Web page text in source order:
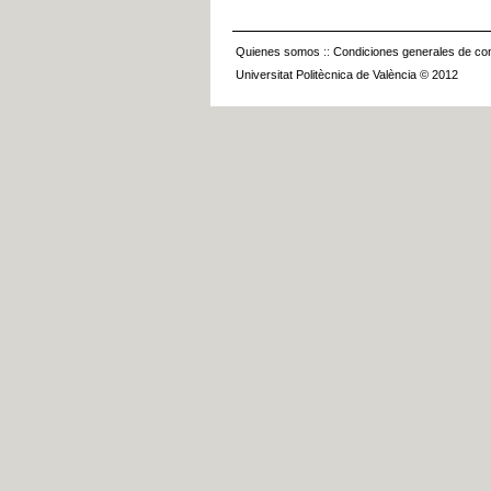
Quienes somos :: Condiciones generales de
Universitat Politècnica de València © 2012